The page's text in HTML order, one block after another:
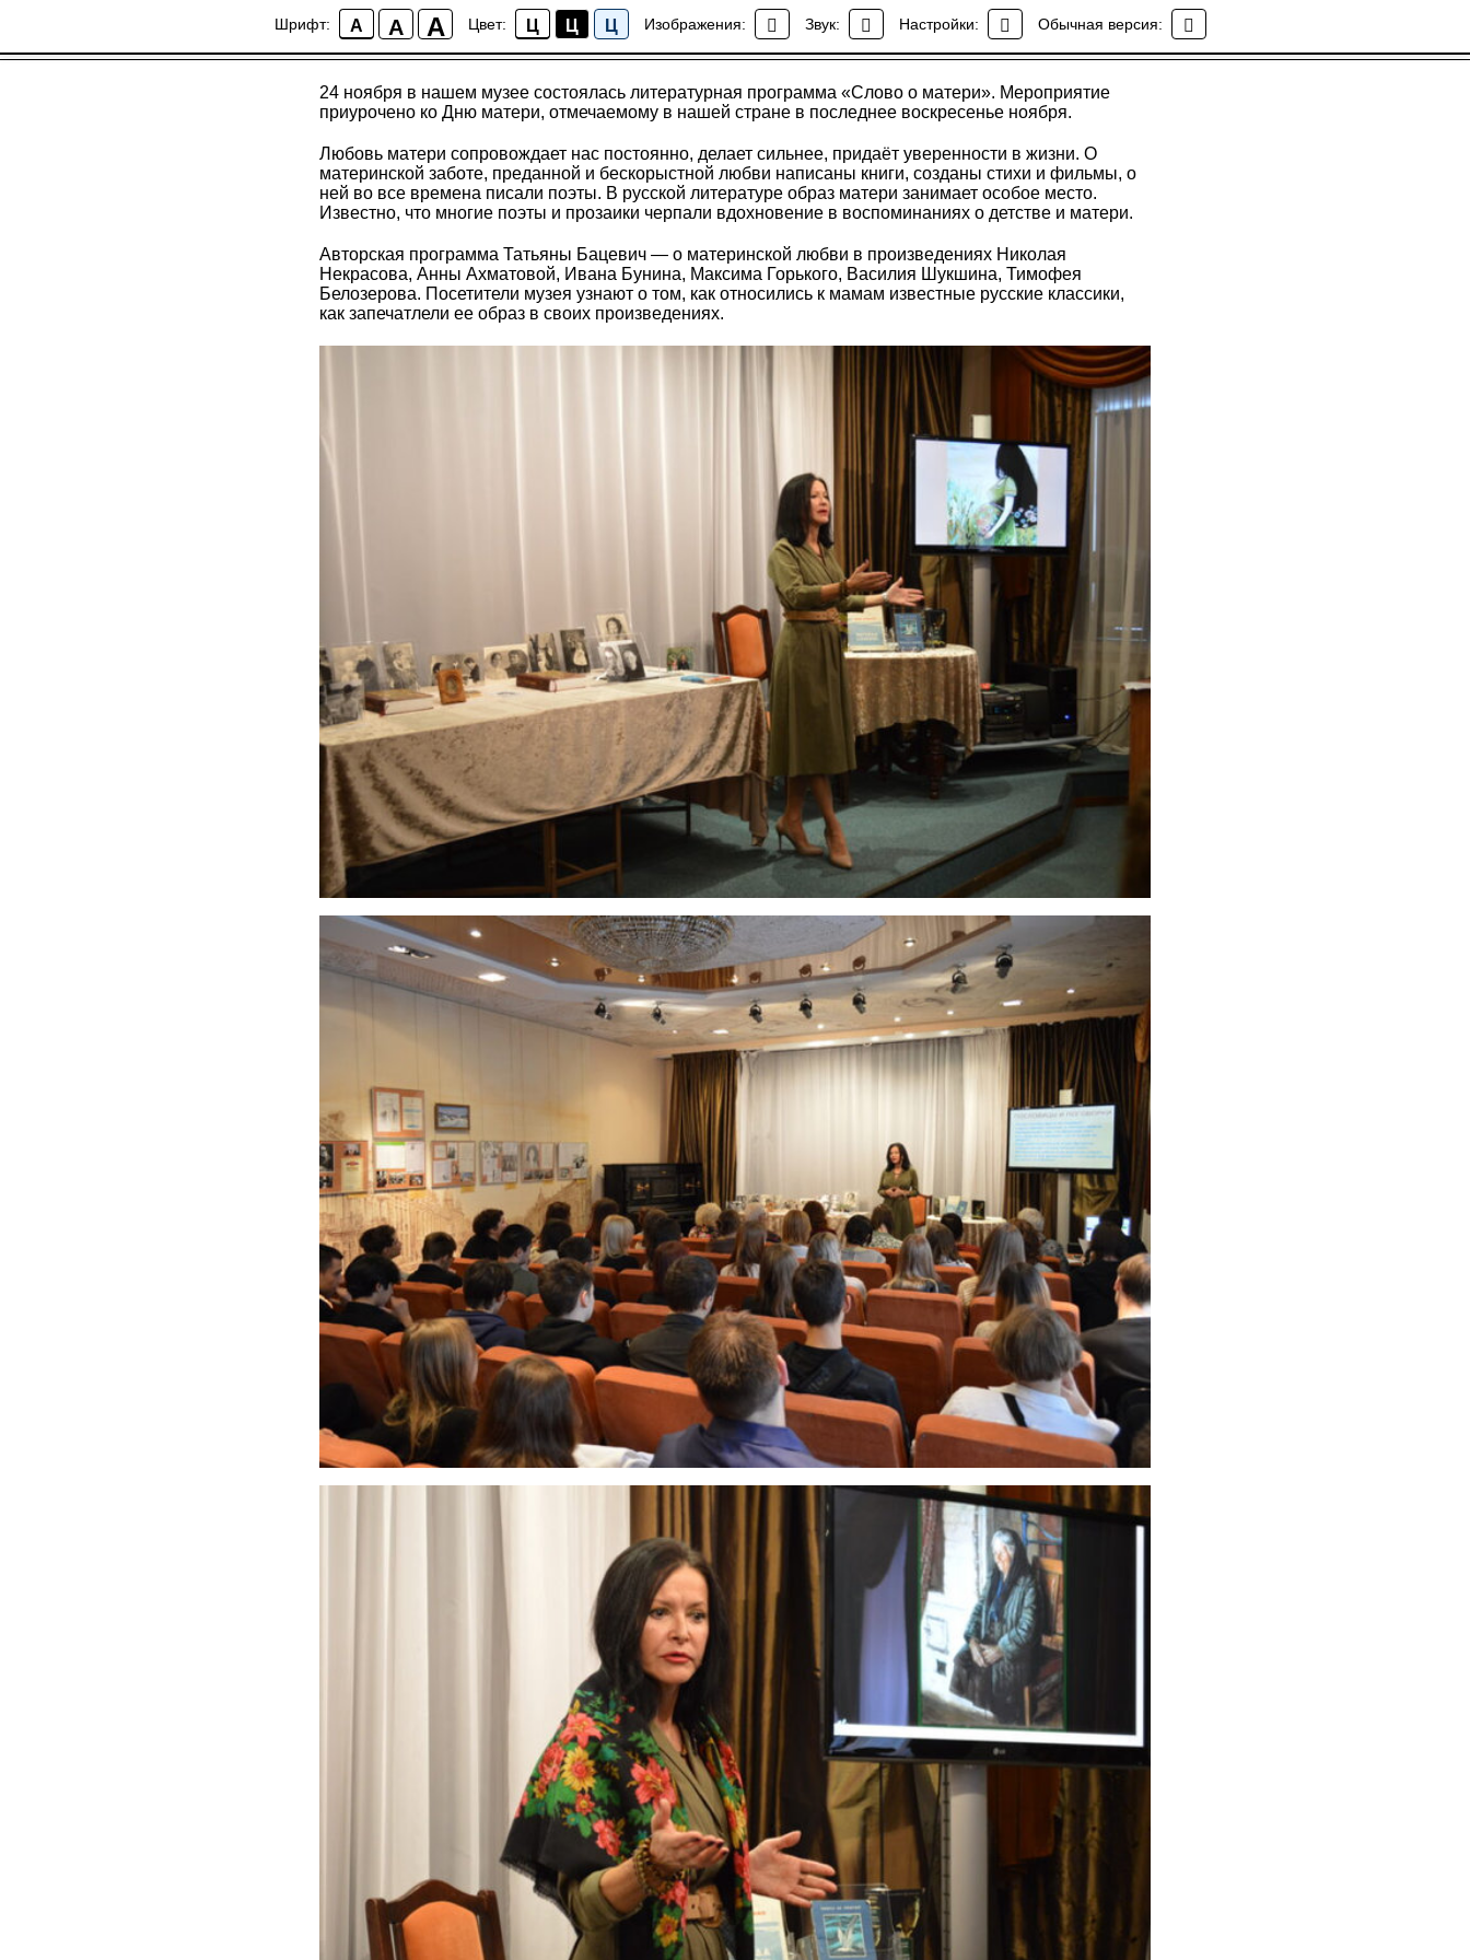
Шрифт: A A A Цвет: Ц Ц Ц Изображения: Звук: Настройки: Обычная версия:
События
Слово о матери
2023-11-17 09:16
24 ноября в нашем музее состоялась литературная программа «Слово о матери». Мероприятие
приурочено ко Дню матери, отмечаемому в нашей стране в последнее воскресенье ноября.
Любовь матери сопровождает нас постоянно, делает сильнее, придаёт уверенности в жизни. О
материнской заботе, преданной и бескорыстной любви написаны книги, созданы стихи и фильмы, о
ней во все времена писали поэты. В русской литературе образ матери занимает особое место.
Известно, что многие поэты и прозаики черпали вдохновение в воспоминаниях о детстве и матери.
Авторская программа Татьяны Бацевич — о материнской любви в произведениях Николая
Некрасова, Анны Ахматовой, Ивана Бунина, Максима Горького, Василия Шукшина, Тимофея
Белозерова. Посетители музея узнают о том, как относились к мамам известные русские классики,
как запечатлели ее образ в своих произведениях.